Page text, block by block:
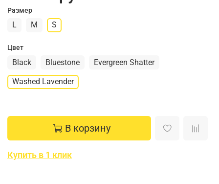
Размер
L M S
Цвет
Black Bluestone Evergreen Shatter
Washed Lavender
В корзину
Купить в 1 клик